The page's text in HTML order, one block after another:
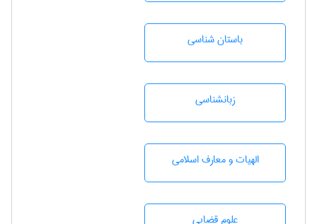
باستان شناسی
زبانشناسی
الهیات و معارف اسلامی
علوم قضایی